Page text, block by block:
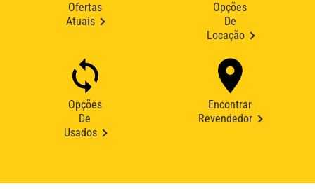
Ofertas
Atuais
Opções
De
Locação
Opções
De
Usados
Encontrar
Revendedor